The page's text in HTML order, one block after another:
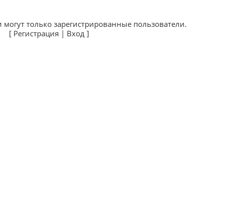
только зарегистрированные пользователи.
[ Регистрация | Вход]